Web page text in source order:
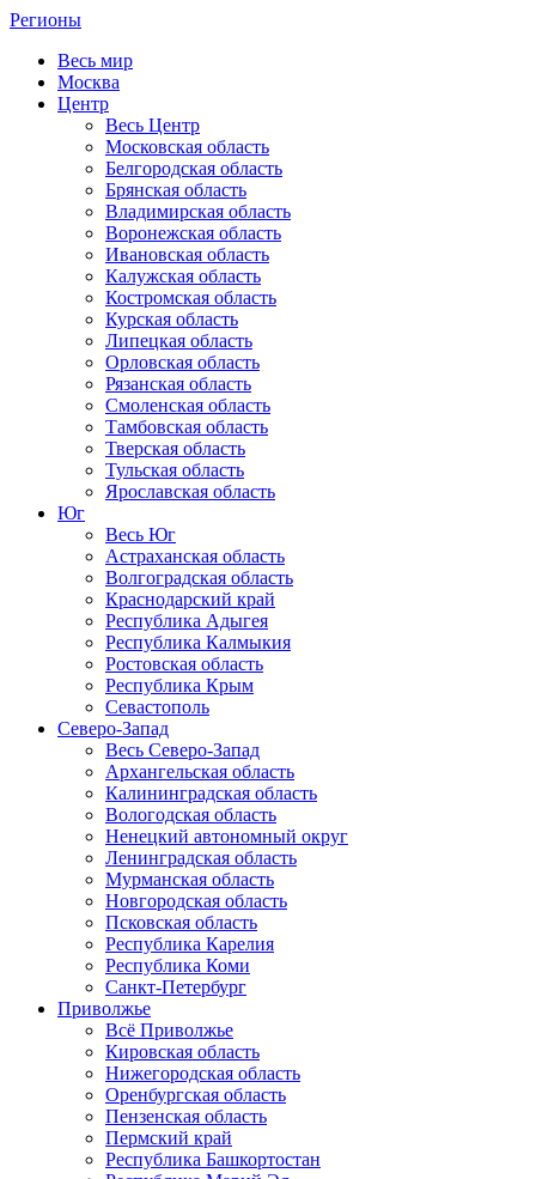
Регионы
Весь мир
Москва
Центр
Весь Центр
Московская область
Белгородская область
Брянская область
Владимирская область
Воронежская область
Ивановская область
Калужская область
Костромская область
Курская область
Липецкая область
Орловская область
Рязанская область
Смоленская область
Тамбовская область
Тверская область
Тульская область
Ярославская область
Юг
Весь Юг
Астраханская область
Волгоградская область
Краснодарский край
Республика Адыгея
Республика Калмыкия
Ростовская область
Республика Крым
Севастополь
Северо-Запад
Весь Северо-Запад
Архангельская область
Калининградская область
Вологодская область
Ненецкий автономный округ
Ленинградская область
Мурманская область
Новгородская область
Псковская область
Республика Карелия
Республика Коми
Санкт-Петербург
Приволжье
Всё Приволжье
Кировская область
Нижегородская область
Оренбургская область
Пензенская область
Пермский край
Республика Башкортостан